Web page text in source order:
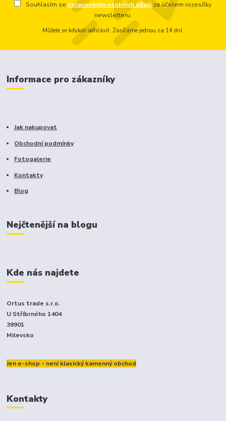
Souhlasím se zpracováním osobních údajů za účelem rozesílky
newsletteru.
Můžete se kdykoli odhlásit. Zasíláme jednou za 14 dní.
Informace pro zákazníky
Jak nakupovat
Obchodní podmínky
Fotogalerie
Kontakty
Blog
Nejčtenější na blogu
Kde nás najdete
Ortus trade s.r.o.
U Stříbrného 1404
39901
Milevsko
Jen e-shop - není klasický kamenný obchod
Kontakty